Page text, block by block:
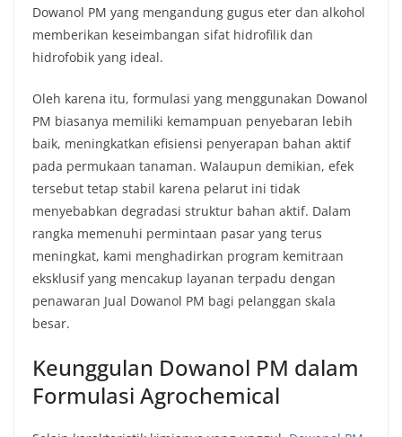
Dowanol PM yang mengandung gugus eter dan alkohol
memberikan keseimbangan sifat hidrofilik dan
hidrofobik yang ideal.
Oleh karena itu, formulasi yang menggunakan Dowanol
PM biasanya memiliki kemampuan penyebaran lebih
baik, meningkatkan efisiensi penyerapan bahan aktif
pada permukaan tanaman. Walaupun demikian, efek
tersebut tetap stabil karena pelarut ini tidak
menyebabkan degradasi struktur bahan aktif. Dalam
rangka memenuhi permintaan pasar yang terus
meningkat, kami menghadirkan program kemitraan
eksklusif yang mencakup layanan terpadu dengan
penawaran Jual Dowanol PM bagi pelanggan skala
besar.
Keunggulan Dowanol PM dalam
Formulasi Agrochemical